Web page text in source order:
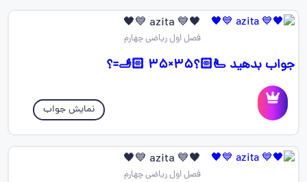
🖤💙 azita 💙🖤
فصل اول ریاضی چهارم
جواب بدهید 🫷🏻؟🫸🏻 ۳۵×۳۵=؟
نمایش جواب
🖤💙 azita 💙🖤
فصل اول ریاضی چهارم